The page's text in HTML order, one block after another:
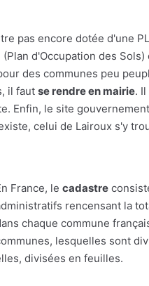
pas encore dotée d'une
d'Occupation des
des communes peu
il faut se rendre en mairie.
Enfin, le site
celui de Lairoux s'y
France, le cadastre
rencensant la
chaque commune
lesquelles sont
divisées en feuilles.